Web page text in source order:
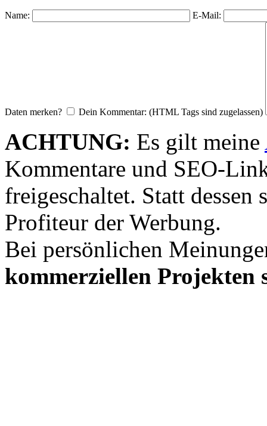
Name: E-Mail:
Daten merken? Dein Kommentar: (HTML Tags sind zugelassen)
ACHTUNG: Es gilt meine
Kommentare und SEO-
freigeschaltet. Statt dessen
Profiteur der Werbung.
Bei persönlichen
kommerziellen Projekten